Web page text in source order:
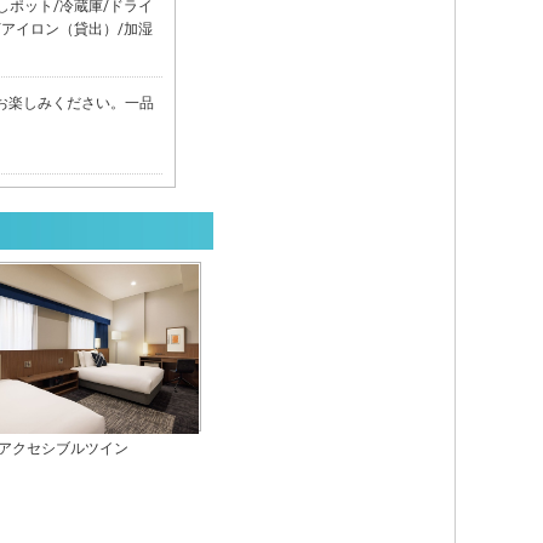
ポット/冷蔵庫/ドライ
イロン（貸出）/加湿
楽しみください。一品
クセシブルツイン